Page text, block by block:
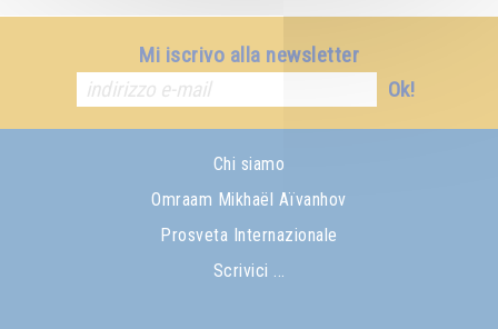
Mi iscrivo alla newsletter
Ok!
Chi siamo
Omraam Mikhaël Aïvanhov
Prosveta Internazionale
Scrivici ...